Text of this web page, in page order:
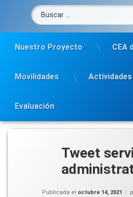
Nuestro Proyecto CEA
Movilidades Actividades
Evaluación
Tweet
Publicada el octubre 14, 2021